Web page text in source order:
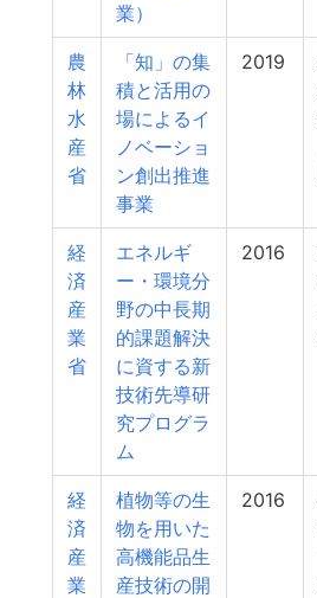
業）
農
林
水
産
省
「知」の集
積と活用の
場によるイ
ノベーショ
ン創出推進
事業
2019
経
済
産
業
省
エネルギ
ー・環境分
野の中長期
的課題解決
に資する新
技術先導研
究プログラ
ム
2016
経
済
産
業
植物等の生
物を用いた
高機能品生
産技術の開
2016